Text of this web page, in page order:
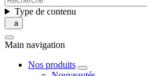
Type de contenu
Main navigation
Nos produits